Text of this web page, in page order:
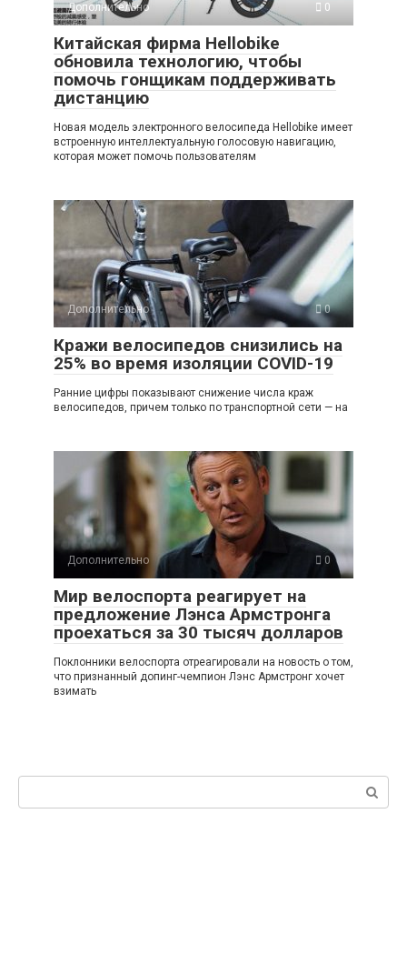
Дополнительно 0
Китайская фирма Hellobike
обновила технологию, чтобы
помочь гонщикам поддерживать
дистанцию
Новая модель электронного велосипеда Hellobike имеет
встроенную интеллектуальную голосовую навигацию,
которая может помочь пользователям
Дополнительно 0
Кражи велосипедов снизились на
25% во время изоляции COVID-19
Ранние цифры показывают снижение числа краж
велосипедов, причем только по транспортной сети — на
Дополнительно 0
Мир велоспорта реагирует на
предложение Лэнса Армстронга
проехаться за 30 тысяч долларов
Поклонники велоспорта отреагировали на новость о том,
что признанный допинг-чемпион Лэнс Армстронг хочет
взимать